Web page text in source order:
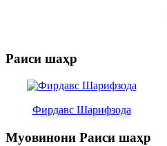
Раиси шаҳр
Фирдавс Шарифзода
Муовинони Раиси шаҳр